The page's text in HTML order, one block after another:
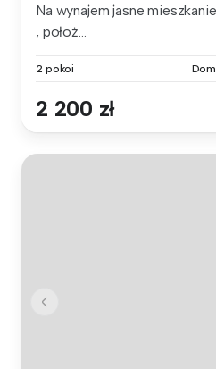
Na wynajem jasne
, położ...
2 pokoi Dom
2 200 zł